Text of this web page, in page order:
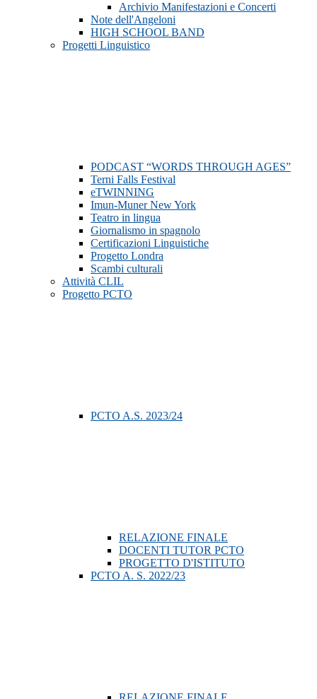
Archivio Manifestazioni e Concerti
Note dell'Angeloni
HIGH SCHOOL BAND
Progetti Linguistico
PODCAST “WORDS THROUGH AGES”
Terni Falls Festival
eTWINNING
Imun-Muner New York
Teatro in lingua
Giornalismo in spagnolo
Certificazioni Linguistiche
Progetto Londra
Scambi culturali
Attività CLIL
Progetto PCTO
PCTO A.S. 2023/24
RELAZIONE FINALE
DOCENTI TUTOR PCTO
PROGETTO D'ISTITUTO
PCTO A. S. 2022/23